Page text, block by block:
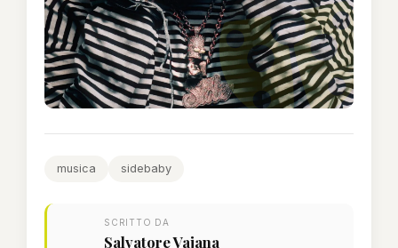
musica sidebaby
SCRITTO DA
Salvatore Vajana